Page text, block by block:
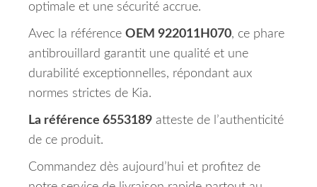
optimale et une sécurité accrue.
Avec la référence OEM 922011H070, ce phare
antibrouillard garantit une qualité et une
durabilité exceptionnelles, répondant aux
normes strictes de Kia.
La référence 6553189 atteste de l’authenticité
de ce produit.
Commandez dès aujourd’hui et profitez de